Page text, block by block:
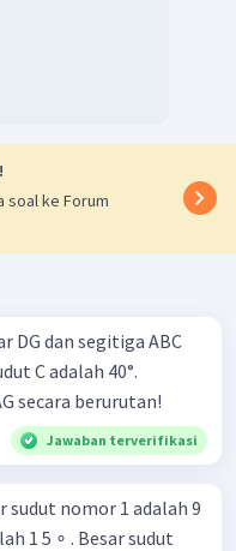
soal ke Forum
DG dan segitiga ABC
C adalah 40°.
secara berurutan!
Jawaban terverifikasi
1 5 ∘ . Besar sudut